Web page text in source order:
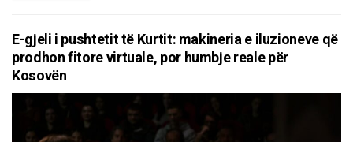
E-gjeli i pushtetit të Kurtit: makineria e iluzioneve që
prodhon fitore virtuale, por humbje reale për
Kosovën